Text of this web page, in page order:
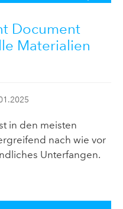
Document
Materialien
in den meisten
nach wie vor
Unterfangen.